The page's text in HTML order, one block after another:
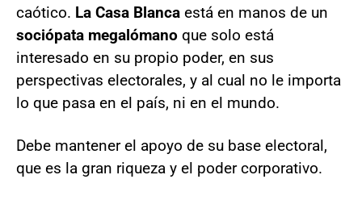
caótico. La Casa Blanca está en manos de un
sociópata megalómano que solo está
interesado en su propio poder, en sus
perspectivas electorales, y al cual no le importa
lo que pasa en el país, ni en el mundo.
Debe mantener el apoyo de su base electoral,
que es la gran riqueza y el poder corporativo.